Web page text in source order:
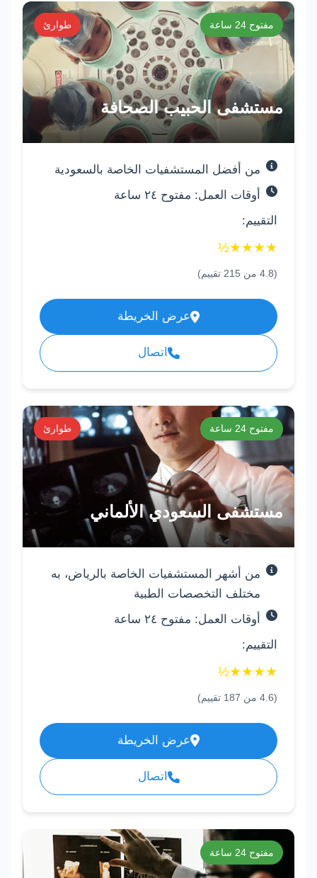
قائمة المستشفيات طوارئ مفتوح 24 ساعة
مستشفى الحبيب الصحافة
من أفضل المستشفيات الخاصة بالسعودية
أوقات العمل: مفتوح ٢٤ ساعة
التقييم:
★
★
★
★
½
(
4.8 من 215 تقييم)
عرض الخريطة
اتصال
طوارئ مفتوح 24 ساعة
مستشفى السعودي الألماني
من أشهر المستشفيات الخاصة بالرياض، به
مختلف التخصصات الطبية
أوقات العمل: مفتوح ٢٤ ساعة
التقييم:
★
★
★
★
½
(
4.6 من 187 تقييم)
عرض الخريطة
اتصال
مفتوح 24 ساعة